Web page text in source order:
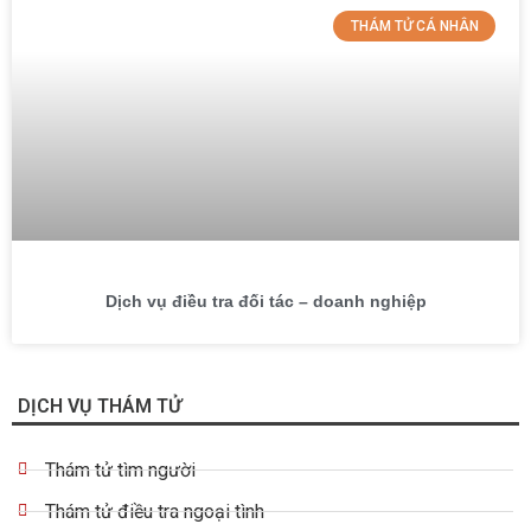
THÁM TỬ CÁ NHÂN
Dịch vụ điều tra đối tác – doanh nghiệp
DỊCH VỤ THÁM TỬ
Thám tử tìm người
Thám tử điều tra ngoại tình